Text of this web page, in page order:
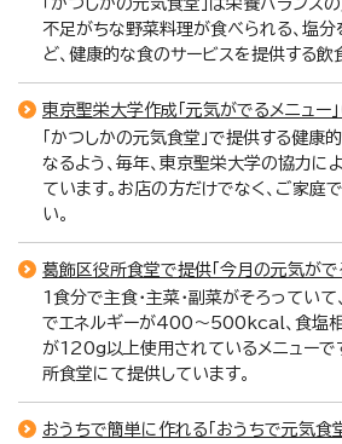
不足がちな野菜料理が食べられる、塩
ど、健康的な食のサービスを提供する飲
東京聖栄大学作成「元気がでるメニュー」
「かつしかの元気食堂」で提供する健康
なるよう、毎年、東京聖栄大学の協力に
ています。お店の方だけでなく、ご家庭
い。
葛飾区役所食堂で提供「今月の元気がで
1食分で主食・主菜・副菜がそろっていて
でエネルギーが400～500kcal、食塩
が120g以上使用されているメニューで
所食堂にて提供しています。
おうちで簡単に作れる「おうちで元気食